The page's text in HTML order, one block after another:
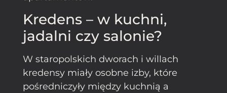
Kredens – w kuchni,
jadalni czy salonie?
W staropolskich dworach i willach
kredensy miały osobne izby, które
pośredniczyły między kuchnią a